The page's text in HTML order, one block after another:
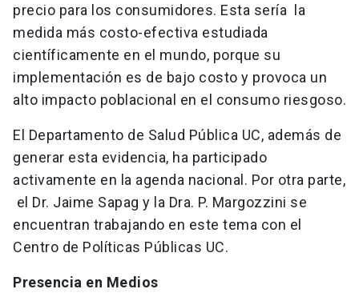
precio para los consumidores. Esta sería la
medida más costo-efectiva estudiada
científicamente en el mundo, porque su
implementación es de bajo costo y provoca un
alto impacto poblacional en el consumo riesgoso.
El Departamento de Salud Pública UC, además de
generar esta evidencia, ha participado
activamente en la agenda nacional. Por otra parte,
el Dr. Jaime Sapag y la Dra. P. Margozzini se
encuentran trabajando en este tema con el
Centro de Políticas Públicas UC.
Presencia en Medios